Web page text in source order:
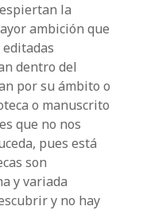
la
ambición que
dentro del
por su ámbito o
o manuscrito
que no nos
pues está
son
y variada
y no hay